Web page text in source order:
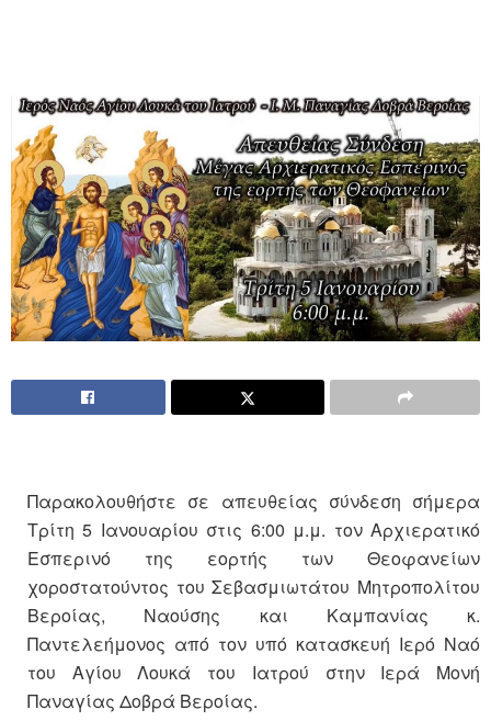
Παρακολουθήστε σε απευθείας σύνδεση σήμερα
Τρίτη 5 Ιανουαρίου στις 6:00 μ.μ. τον Αρχιερατικό
Εσπερινό της εορτής των Θεοφανείων
χοροστατούντος του Σεβασμιωτάτου Μητροπολίτου
Βεροίας, Ναούσης και Καμπανίας κ.
Παντελεήμονος από τον υπό κατασκευή Ιερό Ναό
του Αγίου Λουκά του Ιατρού στην Ιερά Μονή
Παναγίας Δοβρά Βεροίας.